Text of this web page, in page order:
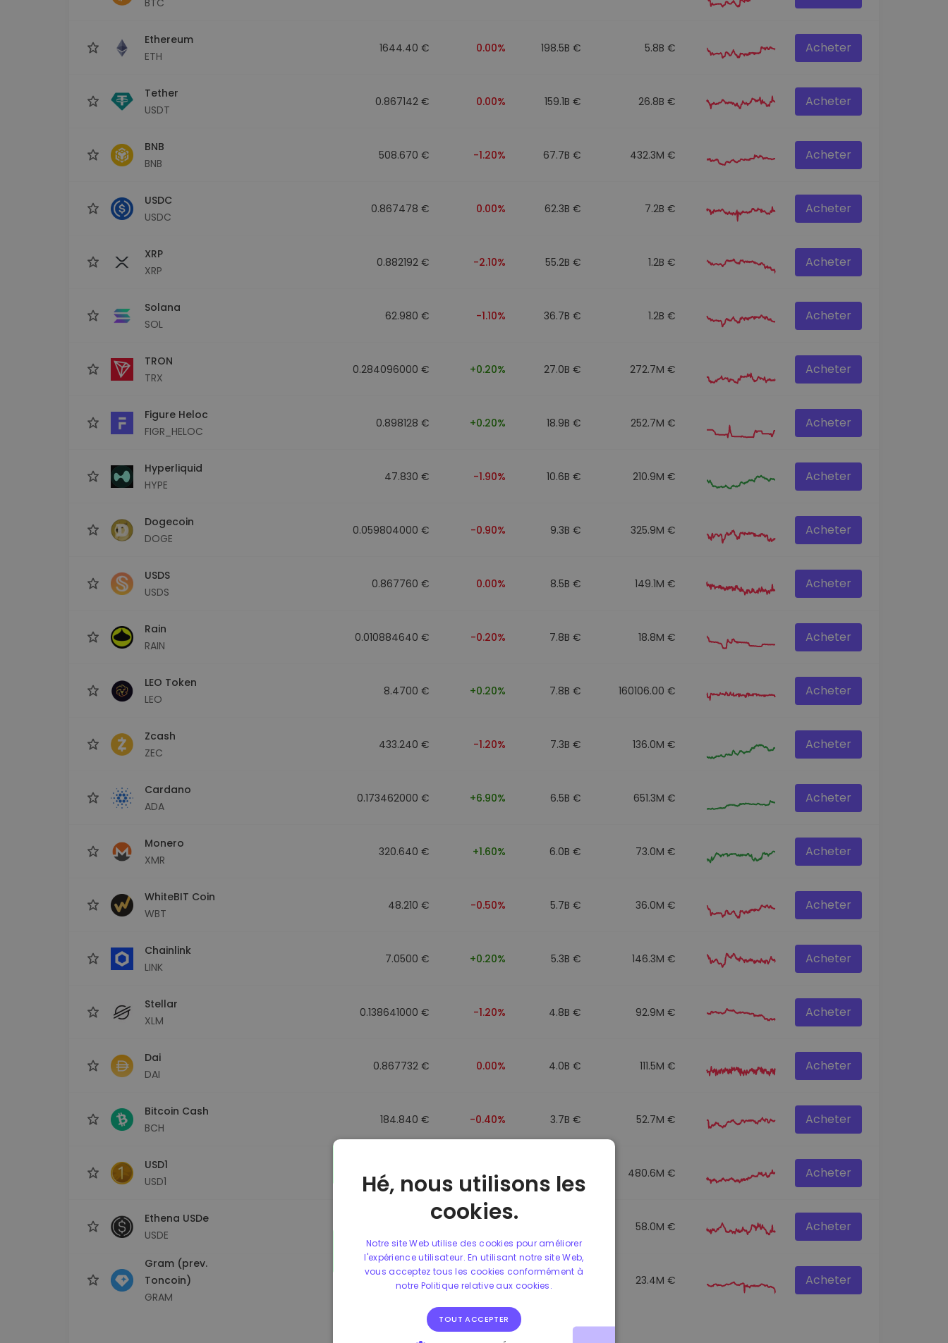
Ethereum
ETH
1644.40 € 0.00% 198.5B € 5.8B € Acheter
Tether
USDT
0.867142 € 0.00% 159.1B € 26.8B € Acheter
BNB
BNB
508.670 € -1.20% 67.7B € 432.3M € Acheter
USDC
USDC
0.867478 € 0.00% 62.3B € 7.2B € Acheter
XRP
XRP
0.882192 € -2.10% 55.2B € 1.2B € Acheter
Solana
SOL
62.980 € -1.10% 36.7B € 1.2B € Acheter
TRON
TRX
0.284096000 € +0.20% 27.0B € 272.7M € Acheter
Figure Heloc
FIGR_HELOC
0.898128 € +0.20% 18.9B € 252.7M € Acheter
Hyperliquid
HYPE
47.830 € -1.90% 10.6B € 210.9M € Acheter
Dogecoin
DOGE
0.059804000 € -0.90% 9.3B € 325.9M € Acheter
USDS
USDS
0.867760 € 0.00% 8.5B € 149.1M € Acheter
Rain
RAIN
0.010884640 € -0.20% 7.8B € 18.8M € Acheter
LEO Token
LEO
8.4700 € +0.20% 7.8B € 160106.00 € Acheter
Zcash
ZEC
433.240 € -1.20% 7.3B € 136.0M € Acheter
Cardano
ADA
0.173462000 € +6.90% 6.5B € 651.3M € Acheter
Monero
XMR
320.640 € +1.60% 6.0B € 73.0M € Acheter
WhiteBIT Coin
WBT
48.210 € -0.50% 5.7B € 36.0M € Acheter
Chainlink
LINK
7.0500 € +0.20% 5.3B € 146.3M € Acheter
Stellar
XLM
0.138641000 € -1.20% 4.8B € 92.9M € Acheter
Dai
DAI
0.867732 € 0.00% 4.0B € 111.5M € Acheter
Bitcoin Cash
BCH
184.840 € -0.40% 3.7B € 52.7M € Acheter
USD1
USD1
0.867499 € 0.00% 3.5B € 480.6M € Acheter
Ethena USDe
USDE
58.0M € Acheter
Gram (prev.
Toncoin)
GRAM
1.160000 € -4.10% 23.4M € Acheter
Hé, nous utilisons les
cookies.
Notre site Web utilise des cookies pour améliorer
l'expérience utilisateur. En utilisant notre site Web,
vous acceptez tous les cookies conformément à
notre Politique relative aux cookies.
TOUT ACCEPTER